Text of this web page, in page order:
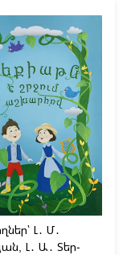
Լ․ Մ․
Լ․ Ա․ Տեր-